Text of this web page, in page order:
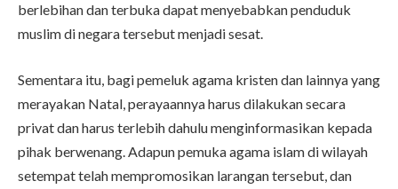
berlebihan dan terbuka dapat menyebabkan penduduk
muslim di negara tersebut menjadi sesat.
Sementara itu, bagi pemeluk agama kristen dan lainnya yang
merayakan Natal, perayaannya harus dilakukan secara
privat dan harus terlebih dahulu menginformasikan kepada
pihak berwenang. Adapun pemuka agama islam di wilayah
setempat telah mempromosikan larangan tersebut, dan